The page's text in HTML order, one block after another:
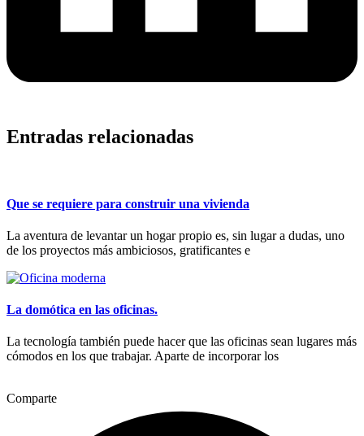
Entradas relacionadas
Que se requiere para construir una vivienda
La aventura de levantar un hogar propio es, sin lugar a dudas, uno
de los proyectos más ambiciosos, gratificantes e
La domótica en las oficinas.
La tecnología también puede hacer que las oficinas sean lugares más
cómodos en los que trabajar. Aparte de incorporar los
Comparte